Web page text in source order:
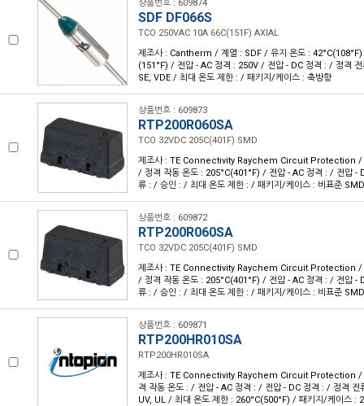
상품번호 : 609874
SDF DF066S
TCO 250VAC 10A 66C(151F) AXIAL
제조사 : Cantherm / 계열 : SDF / 유지 온도 : 42°C(108°F)
(151°F) / 전압 - AC 정격 : 250V / 전압 - DC 정격 : / 정격
SE, VDE / 최대 온도 제한 : / 패키지/케이스 : 축방향
상품번호 : 609873
RTP200R060SA
TCO 32VDC 205C(401F) SMD
제조사 : TE Connectivity Raychem Circuit Protection /
/ 정격 작동 온도 : 205°C(401°F) / 전압 - AC 정격 : / 전압 -
류 : / 승인 : / 최대 온도 제한 : / 패키지/케이스 : 비표준 SMD
상품번호 : 609872
RTP200R060SA
TCO 32VDC 205C(401F) SMD
제조사 : TE Connectivity Raychem Circuit Protection /
/ 정격 작동 온도 : 205°C(401°F) / 전압 - AC 정격 : / 전압 -
류 : / 승인 : / 최대 온도 제한 : / 패키지/케이스 : 비표준 SMD
상품번호 : 609871
RTP200HR010SA
RTP200HR010SA
제조사 : TE Connectivity Raychem Circuit Protection /
격 작동 온도 : / 전압 - AC 정격 : / 전압 - DC 정격 : / 정격
UV, UL / 최대 온도 제한 : 260°C(500°F) / 패키지/케이스 :